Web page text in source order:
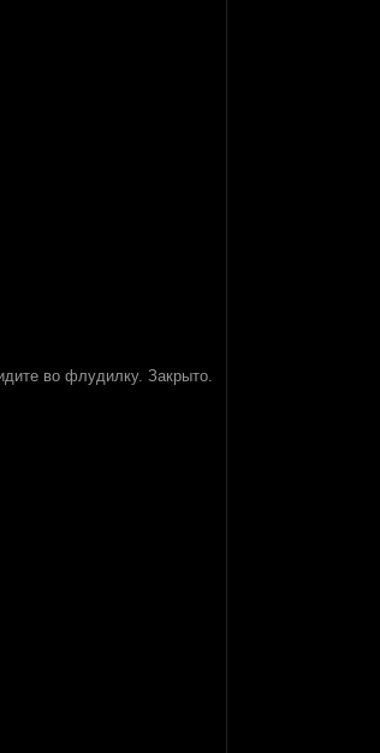
во флудилку. Закрыто.